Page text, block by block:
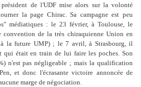
de l'UDF mise alors sur la volonté
la page Chirac. Sa campagne est peu
médiatiques : le 23 février, à Toulouse, le
de la très chiraquienne Union en
à la future UMP) ; le 7 avril, à Strasbourg, il
était en train de lui faire les poches. Son
n'est pas négligeable ; mais la qualification
et donc l'écrasante victoire annoncée de
marge de négociation.